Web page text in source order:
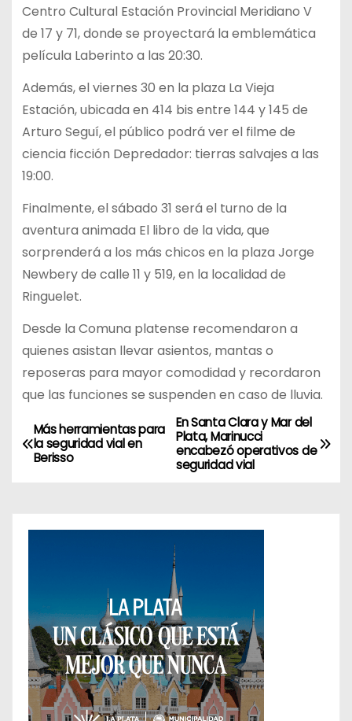
Centro Cultural Estación Provincial Meridiano V
de 17 y 71, donde se proyectará la emblemática
película Laberinto a las 20:30.
Además, el viernes 30 en la plaza La Vieja
Estación, ubicada en 414 bis entre 144 y 145 de
Arturo Seguí, el público podrá ver el filme de
ciencia ficción Depredador: tierras salvajes a las
19:00.
Finalmente, el sábado 31 será el turno de la
aventura animada El libro de la vida, que
sorprenderá a los más chicos en la plaza Jorge
Newbery de calle 11 y 519, en la localidad de
Ringuelet.
Desde la Comuna platense recomendaron a
quienes asistan llevar asientos, mantas o
reposeras para mayor comodidad y recordaron
que las funciones se suspenden en caso de lluvia.
N
a
e
c
ó
En Santa Clara y Mar del
Plata, Marinucci
encabezó operativos de
seguridad vial
Más herramientas para
la seguridad vial en
Berisso